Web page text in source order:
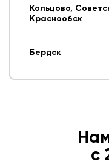
Кольцово,
Краснообск
Бердск
с